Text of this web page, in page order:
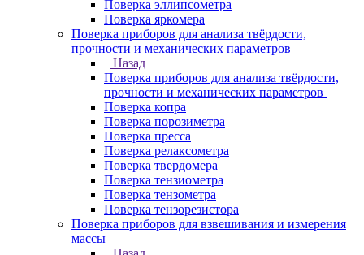
Поверка эллипсометра
Поверка яркомера
Поверка приборов для анализа твёрдости,
прочности и механических параметров
Назад
Поверка приборов для анализа твёрдости,
прочности и механических параметров
Поверка копра
Поверка порозиметра
Поверка пресса
Поверка релаксометра
Поверка твердомера
Поверка тензиометра
Поверка тензометра
Поверка тензорезистора
Поверка приборов для взвешивания и измерения
массы